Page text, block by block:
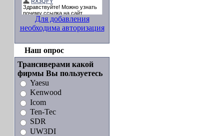
Для добавления
необходима авторизация
Наш опрос
Трансиверами какой
фирмы Вы пользуетесь
Yaesu
Kenwood
Icom
Ten-Tec
SDR
UW3DI